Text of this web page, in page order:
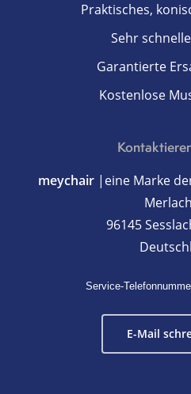
Praktisches,
Sehr
Garantierte
Kostenlose
meychair|eine Marke
96145
Service-
E-Mail